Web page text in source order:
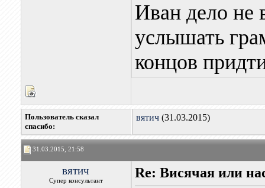
Иван дело не
услышать
концов
Пользователь сказал
cпасибо:
вятич(31.03.2015)
31.03.2015, 21:58
вятич
Супер консультант
Re: Висячая или